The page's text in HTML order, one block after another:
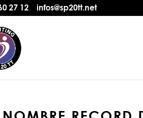
27 12 infos@sp20tt.net